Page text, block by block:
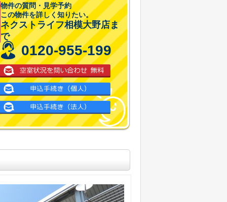
物件の質問・見学予約
この物件を詳しく知りたい。
ネクストライフ相模大野店ま
で
0120-955-199